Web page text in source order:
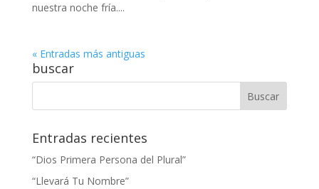
nuestra noche fría....
« Entradas más antiguas
buscar
Entradas recientes
“Dios Primera Persona del Plural”
“Llevará Tu Nombre”